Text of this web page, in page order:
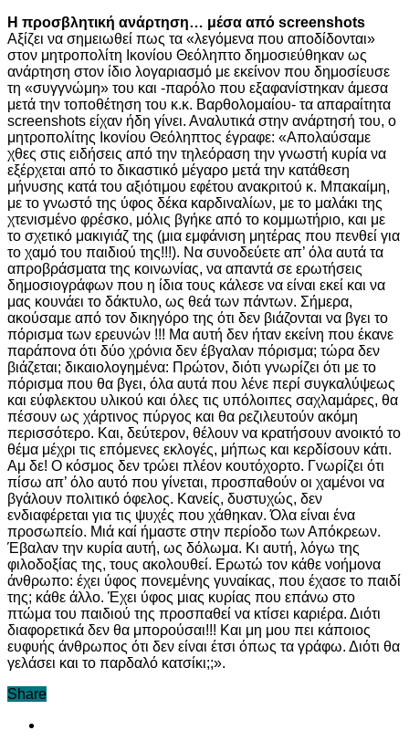
Η προσβλητική ανάρτηση… μέσα από screenshots
Αξίζει να σημειωθεί πως τα «λεγόμενα που αποδίδονται»
στον μητροπολίτη Ικονίου Θεόληπτο δημοσιεύθηκαν ως
ανάρτηση στον ίδιο λογαριασμό με εκείνον που δημοσίευσε
τη «συγγνώμη» του και -παρόλο που εξαφανίστηκαν άμεσα
μετά την τοποθέτηση του κ.κ. Βαρθολομαίου- τα απαραίτητα
screenshots είχαν ήδη γίνει. Αναλυτικά στην ανάρτησή του, ο
μητροπολίτης Ικονίου Θεόληπτος έγραφε: «Απολαύσαμε
χθες στις ειδήσεις από την τηλεόραση την γνωστή κυρία να
εξέρχεται από το δικαστικό μέγαρο μετά την κατάθεση
μήνυσης κατά του αξιότιμου εφέτου ανακριτού κ. Μπακαίμη,
με το γνωστό της ύφος δέκα καρδιναλίων, με το μαλάκι της
χτενισμένο φρέσκο, μόλις βγήκε από το κομμωτήριο, και με
το σχετικό μακιγιάζ της (μια εμφάνιση μητέρας που πενθεί για
το χαμό του παιδιού της!!!). Να συνοδεύετε απ’ όλα αυτά τα
απροβράσματα της κοινωνίας, να απαντά σε ερωτήσεις
δημοσιογράφων που η ίδια τους κάλεσε να είναι εκεί και να
μας κουνάει το δάκτυλο, ως θεά των πάντων. Σήμερα,
ακούσαμε από τον δικηγόρο της ότι δεν βιάζονται να βγει το
πόρισμα των ερευνών !!! Μα αυτή δεν ήταν εκείνη που έκανε
παράπονα ότι δύο χρόνια δεν έβγαλαν πόρισμα; τώρα δεν
βιάζεται; δικαιολογημένα: Πρώτον, διότι γνωρίζει ότι με το
πόρισμα που θα βγει, όλα αυτά που λένε περί συγκαλύψεως
και εύφλεκτου υλικού και όλες τις υπόλοιπες σαχλαμάρες, θα
πέσουν ως χάρτινος πύργος και θα ρεζιλευτούν ακόμη
περισσότερο. Και, δεύτερον, θέλουν να κρατήσουν ανοικτό το
θέμα μέχρι τις επόμενες εκλογές, μήπως και κερδίσουν κάτι.
Αμ δε! Ο κόσμος δεν τρώει πλέον κουτόχορτο. Γνωρίζει ότι
πίσω απ’ όλο αυτό που γίνεται, προσπαθούν οι χαμένοι να
βγάλουν πολιτικό όφελος. Κανείς, δυστυχώς, δεν
ενδιαφέρεται για τις ψυχές που χάθηκαν. Όλα είναι ένα
προσωπείο. Μιά καί ήμαστε στην περίοδο των Απόκρεων.
Έβαλαν την κυρία αυτή, ως δόλωμα. Κι αυτή, λόγω της
φιλοδοξίας της, τους ακολουθεί. Ερωτώ τον κάθε νοήμονα
άνθρωπο: έχει ύφος πονεμένης γυναίκας, που έχασε το παιδί
της; κάθε άλλο. Έχει ύφος μιας κυρίας που επάνω στο
πτώμα του παιδιού της προσπαθεί να κτίσει καριέρα. Διότι
διαφορετικά δεν θα μπορούσαι!!! Και μη μου πει κάποιος
ευφυής άνθρωπος ότι δεν είναι έτσι όπως τα γράφω. Διότι θα
γελάσει και το παρδαλό κατσίκι;;».
Share